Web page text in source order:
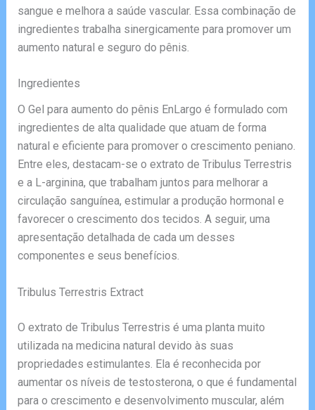
sangue e melhora a saúde vascular. Essa combinação de
ingredientes trabalha sinergicamente para promover um
aumento natural e seguro do pênis.
Ingredientes
O Gel para aumento do pênis EnLargo é formulado com
ingredientes de alta qualidade que atuam de forma
natural e eficiente para promover o crescimento peniano.
Entre eles, destacam-se o extrato de Tribulus Terrestris
e a L-arginina, que trabalham juntos para melhorar a
circulação sanguínea, estimular a produção hormonal e
favorecer o crescimento dos tecidos. A seguir, uma
apresentação detalhada de cada um desses
componentes e seus benefícios.
Tribulus Terrestris Extract
O extrato de Tribulus Terrestris é uma planta muito
utilizada na medicina natural devido às suas
propriedades estimulantes. Ela é reconhecida por
aumentar os níveis de testosterona, o que é fundamental
para o crescimento e desenvolvimento muscular, além